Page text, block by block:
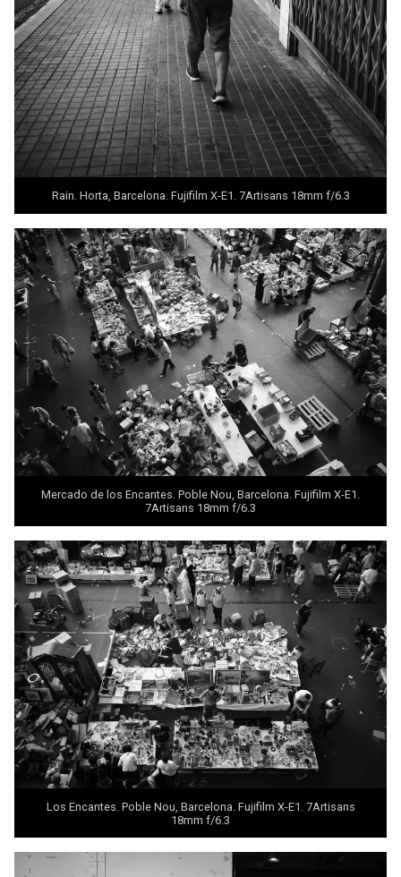
Rain. Horta, Barcelona. Fujifilm X-E1. 7Artisans 18mm f/6.3
Mercado de los Encantes. Poble Nou, Barcelona. Fujifilm X-E1.
7Artisans 18mm f/6.3
Los Encantes. Poble Nou, Barcelona. Fujifilm X-E1. 7Artisans
18mm f/6.3